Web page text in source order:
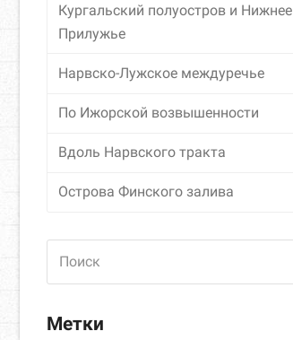
Кургальский полуостров и Нижнее
Прилужье
Нарвско-Лужское междуречье
По Ижорской возвышенности
Вдоль Нарвского тракта
Острова Финского залива
Метки